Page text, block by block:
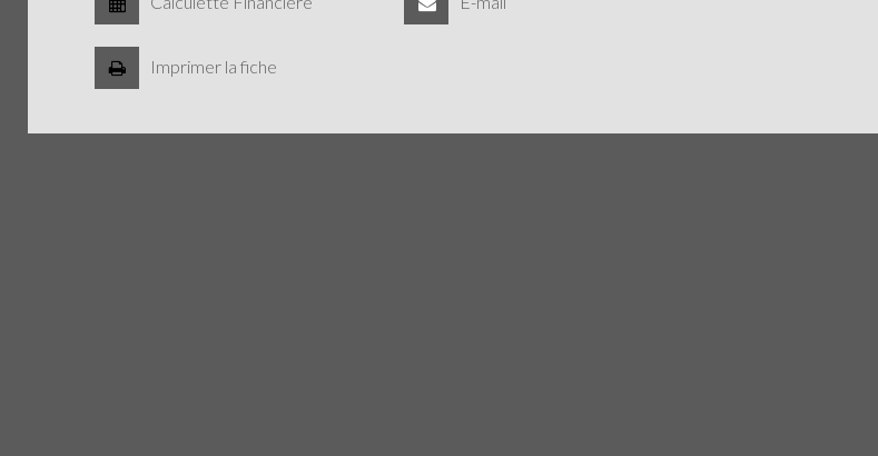
Imprimer la fiche